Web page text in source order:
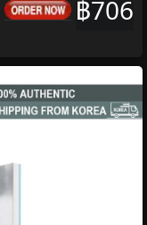
฿706